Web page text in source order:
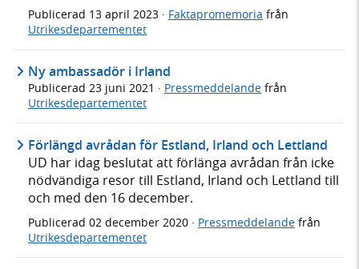
Publicerad 13 april 2023 · Faktapromemoria från
Utrikesdepartementet
Ny ambassadör i Irland
Publicerad 23 juni 2021 · Pressmeddelande från
Utrikesdepartementet
Förlängd avrådan för Estland, Irland och Lettland
UD har idag beslutat att förlänga avrådan från icke
nödvändiga resor till Estland, Irland och Lettland till
och med den 16 december.
Publicerad 02 december 2020 · Pressmeddelande från
Utrikesdepartementet